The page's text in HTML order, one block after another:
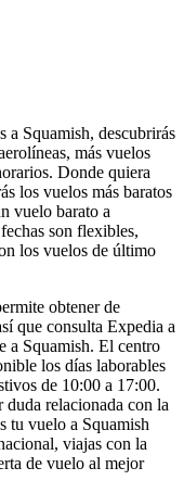
a Squamish, descubrirás
más vuelos
Donde quiera
los vuelos más baratos
vuelo barato a
son flexibles,
los vuelos de último
obtener de
que consulta Expedia a
a Squamish. El centro
los días laborables
de 10:00 a 17:00.
duda relacionada con la
tu vuelo a Squamish
viajas con la
de vuelo al mejor